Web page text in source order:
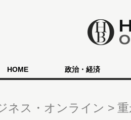
HOME 政治・経済
ネス・オンライン